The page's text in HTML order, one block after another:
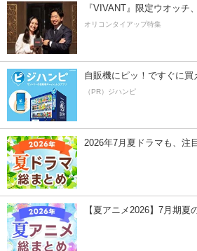
『VIVANT』限定ウオッチ
オリコンタイアップ特集
自販機にピッ！ですぐに買
（PR）ジハンピ
2026年7月夏ドラマも、注
【夏アニメ2026】7月期夏